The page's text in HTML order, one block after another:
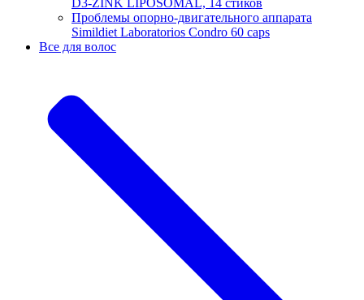
Проблемы опорно-двигательного аппарата
Simildiet Laboratorios Condro 60 caps
Все для волос